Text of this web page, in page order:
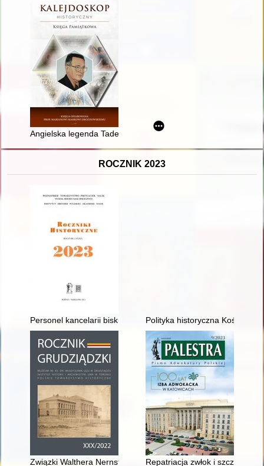
Angielska legenda Tadeusza Kościuszki : początki legendy
ROCZNIK 2023
Personel kancelarii biskupa krakowskiego Tomasza
Polityka historyczna Kościoła
Związki Walthera Nernsta z Grudziądzem = Walther Nernst's
Repatriacja zwłok i szczątków